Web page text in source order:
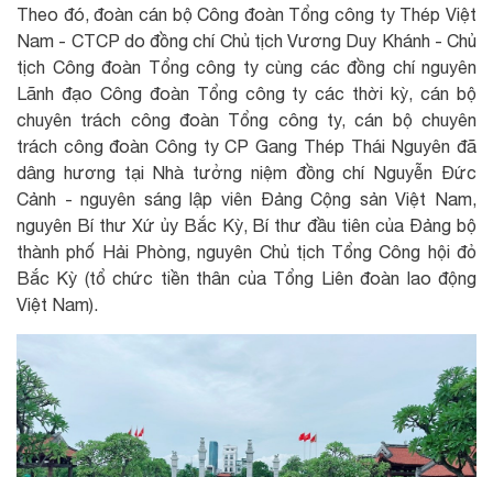
Theo đó, đoàn cán bộ Công đoàn Tổng công ty Thép Việt
Nam - CTCP do đồng chí Chủ tịch Vương Duy Khánh - Chủ
tịch Công đoàn Tổng công ty cùng các đồng chí nguyên
Lãnh đạo Công đoàn Tổng công ty các thời kỳ, cán bộ
chuyên trách công đoàn Tổng công ty, cán bộ chuyên
trách công đoàn Công ty CP Gang Thép Thái Nguyên đã
dâng hương tại Nhà tưởng niệm đồng chí Nguyễn Đức
Cảnh - nguyên sáng lập viên Đảng Cộng sản Việt Nam,
nguyên Bí thư Xứ ủy Bắc Kỳ, Bí thư đầu tiên của Đảng bộ
thành phố Hải Phòng, nguyên Chủ tịch Tổng Công hội đỏ
Bắc Kỳ (tổ chức tiền thân của Tổng Liên đoàn lao động
Việt Nam).